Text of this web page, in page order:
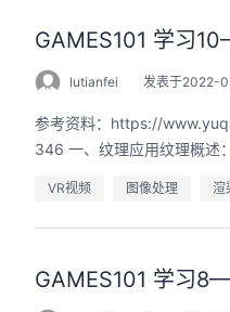
GAMES101 学习
lutianfei 发表于2022-
参考资料：https://
346 一、纹理应用纹理概述
VR视频 图像处理 渲
GAMES101 学习